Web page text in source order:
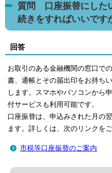
質問 口座振替にした
続きをすればいいです
回答
お取引のある金融機関の窓口で
書、通帳とその届出印をお持ち
します。スマホやパソコンから
付サービスも利用可能です。
口座振替は、申込みされた月の
ます。詳しくは、次のリンクを
市税等口座振替のご案内